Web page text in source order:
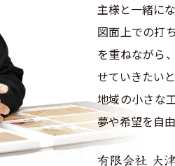
主様と一緒に
図面上での打
を重ねながら
せていきたい
地域の小さな
夢や希望を自